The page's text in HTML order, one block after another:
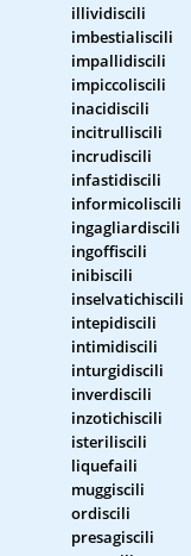
illividiscili
imbestialiscili
impallidiscili
impiccoliscili
inacidiscili
incitrulliscili
incrudiscili
infastidiscili
informicoliscili
ingagliardiscili
ingoffiscili
inibiscili
inselvatichiscili
intepidiscili
intimidiscili
inturgidiscili
inverdiscili
inzotichiscili
isteriliscili
liquefaili
muggiscili
ordiscili
presagiscili